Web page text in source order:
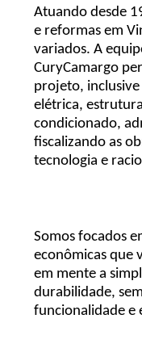
Atuando desde
e reformas em
variados. A
CuryCamargo
projeto,
elétrica,
condicionado,
fiscalizando as
tecnologia e
Somos focados
econômicas que
em mente a
durabilidade,
funcionalidade e